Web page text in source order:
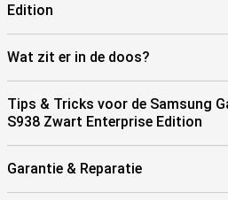
Edition
Wat zit er in de doos?
Tips & Tricks voor de Samsung
S938 Zwart Enterprise Edition
Garantie & Reparatie